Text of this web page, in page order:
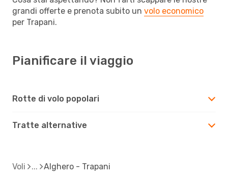
grandi offerte e prenota subito un volo economico
per Trapani.
Pianificare il viaggio
Rotte di volo popolari
Tratte alternative
Voli Alghero - Trapani